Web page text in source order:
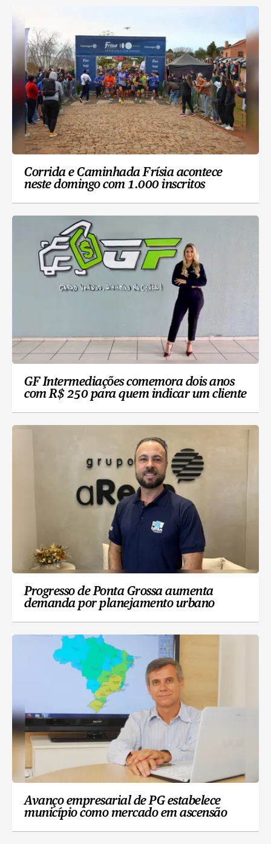
Corrida e Caminhada Frísia acontece
neste domingo com 1.000 inscritos
GF Intermediações comemora dois anos
com R$ 250 para quem indicar um cliente
Progresso de Ponta Grossa aumenta
demanda por planejamento urbano
Avanço empresarial de PG estabelece
município como mercado em ascensão